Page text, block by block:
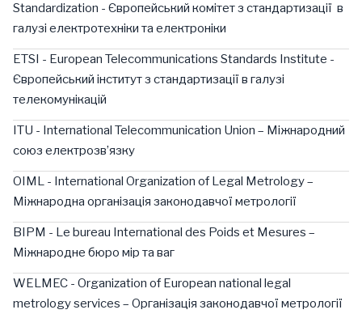
Standardization - Європейський комітет з стандартизації в
галузі електротехніки та електроніки
ETSI - European Telecommunications Standards Institute -
Європейський інститут з стандартизації в галузі
телекомунікацій
ITU - International Telecommunication Union – Міжнародний
союз електрозв’язку
OIML - International Organization of Legal Metrology –
Міжнародна організація законодавчої метрології
BIPM - Le bureau International des Poids et Mesures –
Міжнародне бюро мір та ваг
WELMEC - Organization of European national legal
metrology services – Організація законодавчої метрології